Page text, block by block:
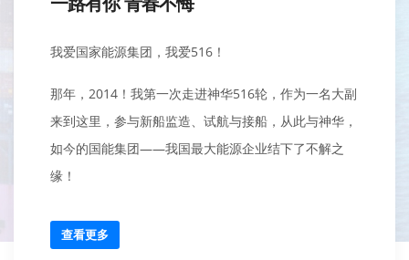
我爱国家能源集团，我爱516！
那年，2014！我第一次走进神华516轮，作为一名大副
来到这里，参与新船监造、试航与接船，从此与神华，
如今的国能集团——我国最大能源企业结下了不解之
缘！
伴随着船厂一声礼炮鸣响，迎着朝阳，神华516起航
了！站在驾驶台，看着招展的五星红旗，我心中的梦也
查看更多